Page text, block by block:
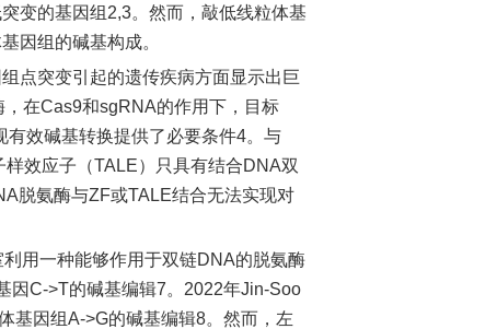
变的基因组2,3。然而，敲低线粒体基
因组的碱基构成。
突变引起的遗传疾病方面显示出巨
在Cas9和sgRNA的作用下，目标
效碱基转换提供了必要条件4。与
效应子（TALE）只具有结合DNA双
脱氨酶与ZF或TALE结合无法实现对
用一种能够作用于双链DNA的脱氨酶
因C->T的碱基编辑7。2022年Jin-Soo
基因组A->G的碱基编辑8。然而，左